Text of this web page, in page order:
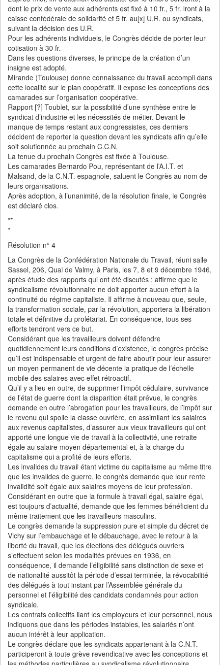
dont le prix de vente aux adhérents est fixé à 10 fr., 5 fr. iront à la
caisse confédérale de solidarité et 5 fr. au[x] U.R. ou syndicats,
suivant la décision des U.R.
Pour les adhérents individuels, le Congrès décide de porter leur
cotisation à 30 fr.
Dans les questions diverses, le principe de la création d’un
insigne est adopté.
Mirande (Toulouse) donne connaissance du travail accompli dans
cette localité sur le plan coopératif. Il expose les conceptions des
camarades sur l’organisation coopérative.
Rapport [?] Toublet, sur la possibilité d’une synthèse entre le
syndicat d’industrie et les nécessités de métier. Devant le
manque de temps restant aux congressistes, ces derniers
décident de reporter la question devant les syndicats afin qu’elle
soit solutionnée au prochain C.C.N.
La tenue du prochain Congrès est fixée à Toulouse.
Les camarades Bernardo Pou, représentant de l’A.I.T. et
Malsand, de la C.N.T. espagnole, saluent le Congrès au nom de
leurs organisations.
Après adoption, à l’unanimité, de la résolution finale, le Congrès
est déclaré clos.
**
*
Résolution n° 4
La Congrès de la Confédération Nationale du Travail, réuni salle
Sassel, 206, Quai de Valmy, à Paris, les 7, 8 et 9 décembre 1946,
après étude des rapports qui ont été discutés ; affirme que le
syndicalisme révolutionnaire ne doit apporter aucun effort à la
continuité du régime capitaliste. Il affirme à nouveau que, seule,
la transformation sociale, par la révolution, apportera la libération
totale et définitive du prolétariat. En conséquence, tous ses
efforts tendront vers ce but.
Considérant que les travailleurs doivent défendre
quotidiennement leurs conditions d’existence, le congrès précise
qu’il est indispensable et urgent de faire aboutir pour leur assurer
un moyen permanent de vie décente la pratique de l’échelle
mobile des salaires avec effet rétroactif.
Qu’il y a lieu en outre, de supprimer l’impôt cédulaire, survivance
de l’état de guerre dont la disparition était prévue, le congrès
demande en outre l’abrogation pour les travailleurs, de l’impôt sur
le revenu qui spolie la classe ouvrière, en assimilant les salaires
aux revenus capitalistes, d’assurer aux vieux travailleurs qui ont
apporté une longue vie de travail à la collectivité, une retraite
égale au salaire moyen départemental et, à la charge du
capitalisme qui a profité de leurs efforts.
Les invalides du travail étant victime du capitalisme au même titre
que les invalides de guerre, le congrès demande que leur rente
invalidité soit égale aux salaires moyens de leur profession.
Considérant en outre que la formule à travail égal, salaire égal,
est toujours d’actualité, demande que les femmes bénéficient du
même traitement que les travailleurs masculins.
Le congrès demande la suppression pure et simple du décret de
Vichy sur l’embauchage et le débauchage, avec le retour à la
liberté du travail, que les élections des délégués ouvriers
s’effectuent selon les modalités prévues en 1936, en
conséquence, il demande l’éligibilité sans distinction de sexe et
de nationalité aussitôt la période d’essai terminée, la révocabilité
des délégués à tout instant par l’Assemblée générale du
personnel et l’éligibilité des candidats condamnés pour action
syndicale.
Les contrats collectifs liant les employeurs et leur personnel, nous
indiquons que dans les périodes instables, les salariés n’ont
aucun intérêt à leur application.
Le congrès déclare que les syndicats appartenant à la C.N.T.
participeront à toute grève revendicative avec les conceptions et